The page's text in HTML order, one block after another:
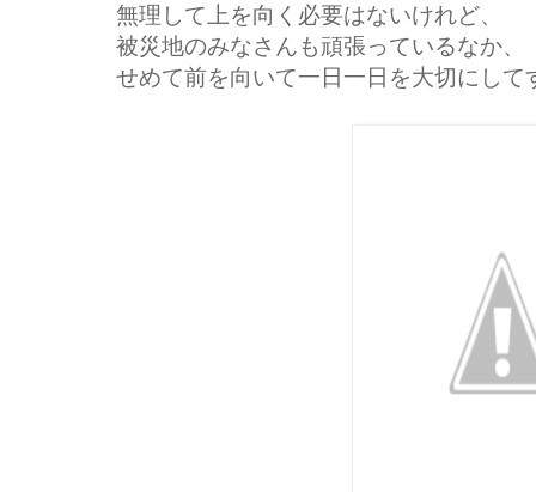
無理して上を向く必要はないけれど、
被災地のみなさんも頑張っているなか、
せめて前を向いて一日一日を大切にし